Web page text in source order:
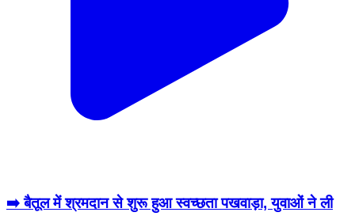
➡️ बैतूल में श्रमदान से शुरू हुआ स्वच्छता पखवाड़ा, युवाओं ने ली